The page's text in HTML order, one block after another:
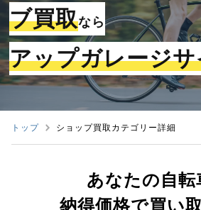
ブ買取なら
アップガレージ
トップ ショップ買取カテゴリー詳細
あなたの自転
納得価格で買い